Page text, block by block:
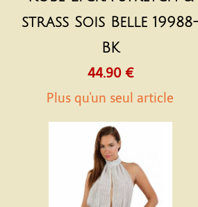
strass Sois Belle
BK
44.90 €
Plus qu'un seul article